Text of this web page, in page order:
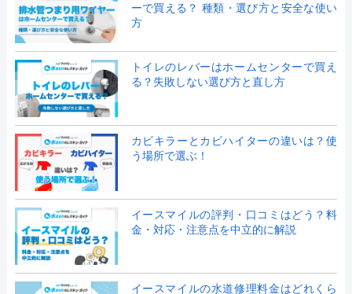
ーで買える？ 種類・選び方と安全な使い
方
トイレのレバーはホームセンターで買え
る？失敗しない選び方と直し方
カビキラーとカビハイターの違いは？使
う場所で選ぶ！
イースマイルの評判・口コミはどう？料
金・対応・注意点を中立的に解説
イースマイルの水道修理料金はどれくら